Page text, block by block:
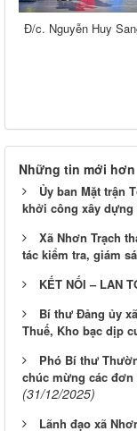
Đ/c. Nguyễn Huy
Những tin mới hơn
Ủy ban Mặt trận
khởi công xây
Xã Nhơn Trạch
tác kiểm tra, giám
KẾT NỐI – LAN
Bí thư Đảng ủy
Thuế, Kho bạc dịp
Phó Bí thư
chúc mừng các đơn
(31/12/2025)
Lãnh đạo xã